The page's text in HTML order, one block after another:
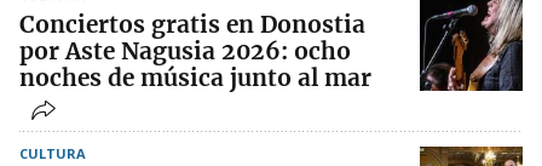
Conciertos gratis en Donostia
por Aste Nagusia 2026: ocho
noches de música junto al mar
CULTURA